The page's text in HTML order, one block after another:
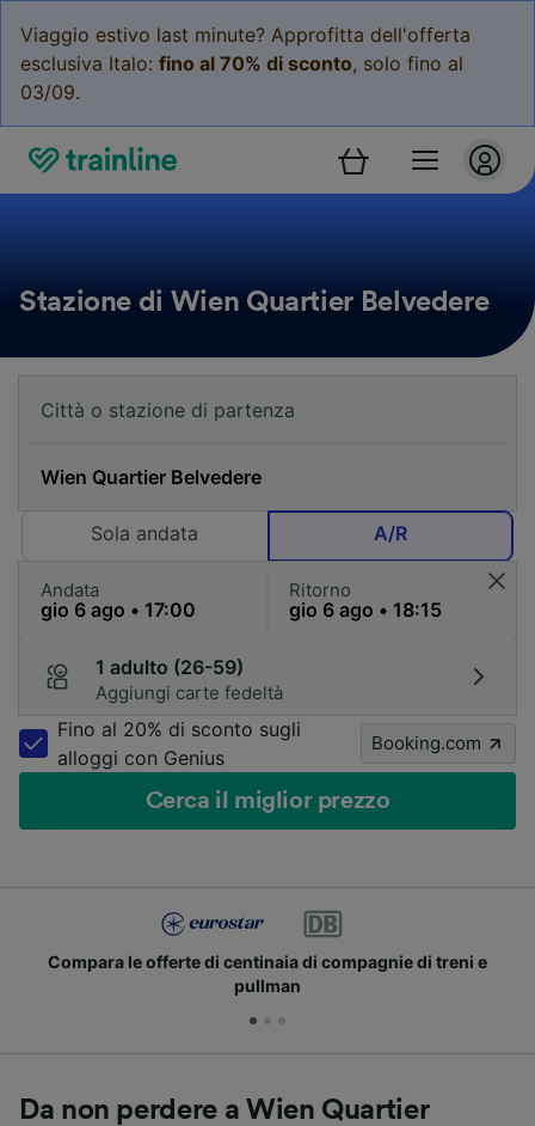
Viaggio estivo last minute? Approfitta dell'offerta
esclusiva Italo: fino al 70% di sconto, solo fino al
03/09.
Stazione di Wien Quartier Belvedere
Sola andata A/R
Andata Ritorno
1 adulto (26-59)
Aggiungi carte fedeltà
Fino al 20% di sconto sugli
alloggi con Genius
Booking.com
Cerca il miglior prezzo
di centinaia di compagnie di treni e
Unisciti ai
Da non perdere a Wien Quartier